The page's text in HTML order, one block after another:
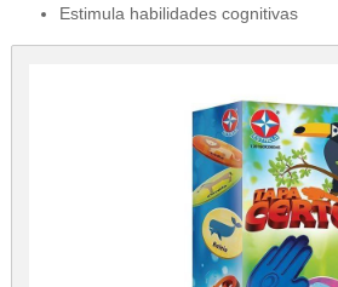
Estimula habilidades cognitivas